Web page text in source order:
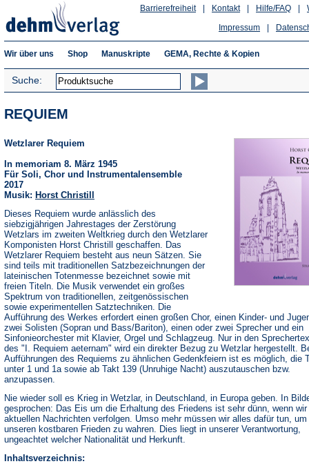
Hilfe/FAQ
Kontakt
Barrierefreiheit
Impressum
Wir über uns Shop Manuskripte GEMA, Rechte & Kopien
Suche:
REQUIEM
Wetzlarer Requiem
In memoriam 8. März 1945
Für Soli, Chor und Instrumentalensemble
2017
Musik: Horst Christill
Dieses Requiem wurde anlässlich des
siebzigjährigen Jahrestages der Zerstörung
Wetzlars im zweiten Weltkrieg durch den Wetzlarer
Komponisten Horst Christill geschaffen. Das
Wetzlarer Requiem besteht aus neun Sätzen. Sie
sind teils mit traditionellen Satzbezeichnungen der
lateinischen Totenmesse bezeichnet sowie mit
freien Titeln. Die Musik verwendet ein großes
Spektrum von traditionellen, zeitgenössischen
sowie experimentellen Satztechniken. Die
Aufführung des Werkes erfordert einen großen Chor, einen Kinder- und
zwei Solisten (Sopran und Bass/Bariton), einen oder zwei Sprecher und ein
Sinfonieorchester mit Klavier, Orgel und Schlagzeug. Nur in den
des "I. Requiem aeternam" wird ein direkter Bezug zu Wetzlar hergestellt.
Aufführungen des Requiems zu ähnlichen Gedenkfeiern ist es möglich, die
unter 1 und 1a sowie ab Takt 139 (Unruhige Nacht) auszutauschen bzw.
anzupassen.
Nie wieder soll es Krieg in Wetzlar, in Deutschland, in Europa geben. In
gesprochen: Das Eis um die Erhaltung des Friedens ist sehr dünn, wenn wir
aktuellen Nachrichten verfolgen. Umso mehr müssen wir alles dafür tun, um
unseren kostbaren Frieden zu wahren. Dies liegt in unserer Verantwortung,
ungeachtet welcher Nationalität und Herkunft.
Inhaltsverzeichnis: